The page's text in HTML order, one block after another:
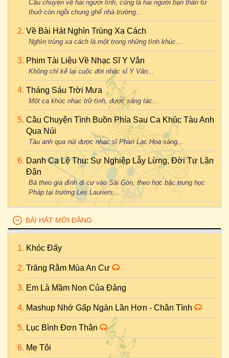
Câu chuyện về hai người lính, cũng là hai người bạn thân từ
thuở còn ngồi chung ghế nhà trường...
Về Bài Hát Nghìn Trùng Xa Cách
Nghìn trùng xa cách là một trong những tình khúc...
Phim Tài Liệu Về Nhạc Sĩ Y Vân
Không chỉ kể lại cuộc đời nhạc sĩ Y Vân...
Tháng Sáu Trời Mưa
Một ca khúc nhạc trữ tình, được sáng tác...
Câu Chuyện Tình Buồn Phía Sau Ca Khúc Tàu Anh
Qua Núi
Tàu anh qua núi được nhạc sĩ Phan Lạc Hoa sáng...
Danh Ca Lệ Thu: Sự Nghiệp Lẫy Lừng, Đời Tư Lận
Đận
Bà theo gia đình di cư vào Sài Gòn, theo học bậc trung học
Pháp tại trường Les Lauriers...
BÀI HÁT MỚI ĐĂNG
Khóc Đấy
Trăng Rằm Mùa An Cư
Em Là Mầm Non Của Đảng
Mashup Nhớ Gấp Ngàn Lần Hơn - Chân Tình
Lục Bình Đơn Thân
Mẹ Tôi